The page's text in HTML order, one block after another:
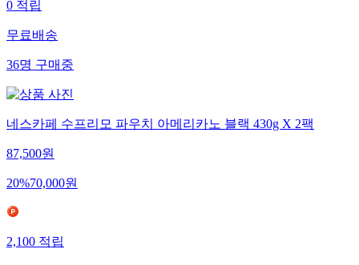
0적립
무료배송
36명구매중
네스카페 수프리모 파우치 아메리카노 블랙 430g X 2팩
87,500원
20%70,000원
2,100적립